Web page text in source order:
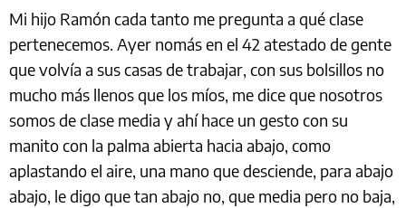
Mi hijo Ramón cada tanto me pregunta a qué clase
pertenecemos. Ayer nomás en el 42 atestado de gente
que volvía a sus casas de trabajar, con sus bolsillos no
mucho más llenos que los míos, me dice que nosotros
somos de clase media y ahí hace un gesto con su
manito con la palma abierta hacia abajo, como
aplastando el aire, una mano que desciende, para abajo
abajo, le digo que tan abajo no, que media pero no baja,